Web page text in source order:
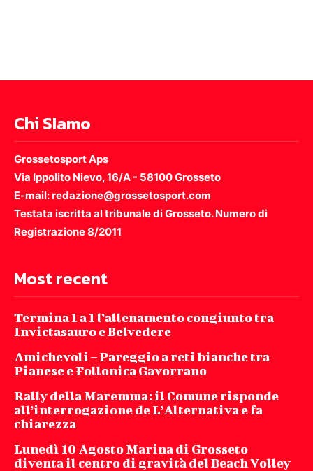
Chi SIamo
Grossetosport Aps
Via Ippolito Nievo, 16/A - 58100 Grosseto
E-mail: redazione@grossetosport.com
Testata iscritta al tribunale di Grosseto. Numero di
Registrazione 8/2011
Most recent
Termina 1 a 1 l’allenamento congiunto tra
Invictasauro e Belvedere
Amichevoli – Pareggio a reti bianche tra
Pianese e Follonica Gavorrano
Rally della Maremma: il Comune risponde
all’interrogazione de L’Alternativa e fa
chiarezza
Lunedì 10 Agosto Marina di Grosseto
diventa il centro di gravità del Beach Volley